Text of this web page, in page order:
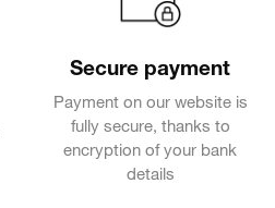
Secure payment
Payment on our website is
fully secure, thanks to
encryption of your bank
details